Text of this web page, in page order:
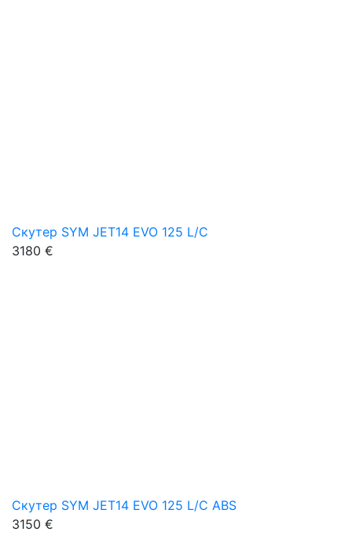
Скутер SYM JET14 EVO 125 L/C
3180 €
Скутер SYM JET14 EVO 125 L/C ABS
3150 €